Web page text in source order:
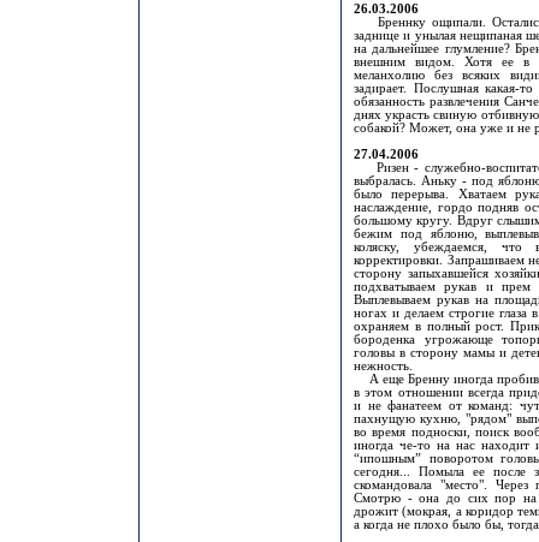
26.03.2006
Бреннку ощипали.
заднице и унылая нещипаная
на дальнейшее глумление?
внешним видом. Хотя ее в
меланхолию без всяких
задирает. Послушная какая-
обязанность развлечения
днях украсть свиную
собакой? Может, она уже и не
27.04.2006
Ризен - служебно-
выбралась. Аньку - под
было перерыва. Хватаем
наслаждение, гордо подняв
большому кругу. Вдруг
бежим под яблоню,
коляску, убеждаемся, что
корректировки. Запрашиваем
сторону запыхавшейся
подхватываем рукав и прем
Выплевываем рукав на
ногах и делаем строгие
охраняем в полный рост.
бороденка угрожающе
головы в сторону мамы и
нежность.
А еще Бренну иногда
в этом отношении всегда
и не фанатеем от команд:
пахнущую кухню, "рядом"
во время подноски, поиск
иногда че-то на нас
“ипошным” поворотом
сегодня... Помыла ее после
скомандовала "место".
Смотрю - она до сих пор на
дрожит (мокрая, а коридор
а когда не плохо было бы,